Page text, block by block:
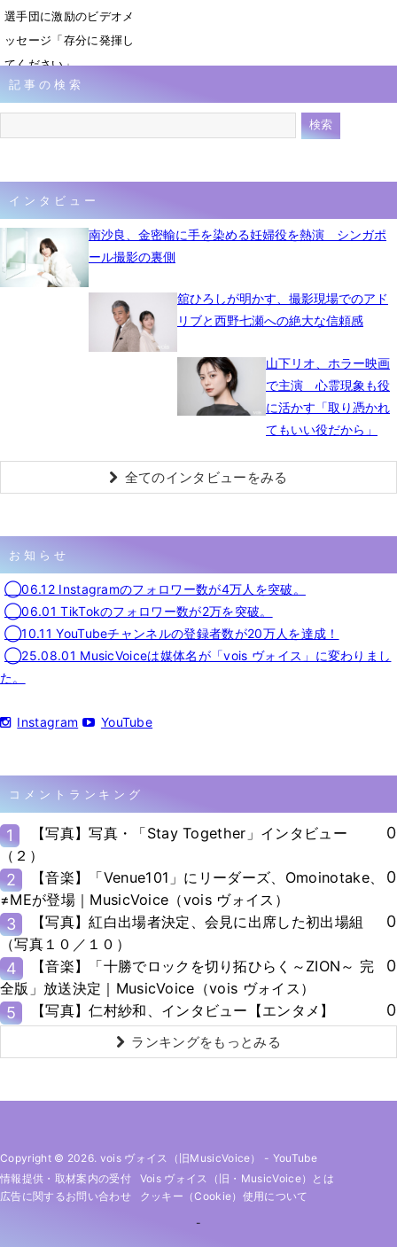
選手団に激励のビデオメ
ッセージ「存分に発揮し
てください」
1月19日 15時14分
記事の検索
インタビュー
南沙良、金密輸に手を染める妊婦役を熱演 シンガポ
ール撮影の裏側
舘ひろしが明かす、撮影現場でのアド
リブと西野七瀬への絶大な信頼感
山下リオ、ホラー映画
で主演 心霊現象も役
に活かす「取り憑かれ
てもいい役だから」
全てのインタビューをみる
お知らせ
◯06.12 Instagramのフォロワー数が4万人を突破。
◯06.01 TikTokのフォロワー数が2万を突破。
◯10.11 YouTubeチャンネルの登録者数が20万人を達成！
◯25.08.01 MusicVoiceは媒体名が「vois ヴォイス」に変わりまし
た。
Instagram YouTube
コメントランキング
1
【写真】写真・「Stay Together」インタビュー
（２）
0
2
【音楽】「Venue101」にリーダーズ、Omoinotake、
≠MEが登場｜MusicVoice（vois ヴォイス）
0
3
【写真】紅白出場者決定、会見に出席した初出場組
（写真１０／１０）
0
4
【音楽】「十勝でロックを切り拓ひらく～ZION～ 完
全版」放送決定｜MusicVoice（vois ヴォイス）
0
5 【写真】仁村紗和、インタビュー【エンタメ】 0
ランキングをもっとみる
Copyright © 2026. vois ヴォイス（旧MusicVoice） - YouTube
情報提供・取材案内の受付
Vois ヴォイス（旧・MusicVoice）とは
広告に関するお問い合わせ
クッキー（cookie）使用について
-